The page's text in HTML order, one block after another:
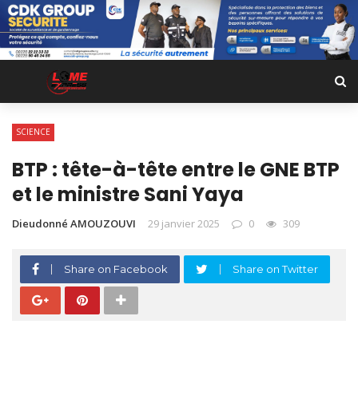
SCIENCE
BTP : tête-à-tête entre le GNE BTP
et le ministre Sani Yaya
Dieudonné AMOUZOUVI 29 janvier 2025 0 309
Share on Facebook Share on Twitter